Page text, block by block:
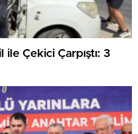
ile Çekici Çarpıştı: 3